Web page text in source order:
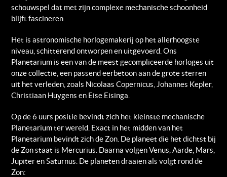
schouwspel dat met zijn complexe mechanische schoonheid
blijft fascineren.
Het is astronomische horlogemakerij op het allerhoogste
niveau, schitterend ontworpen en uitgevoerd. Ons
Planetarium is een van de meest gecompliceerde horloges uit
onze collectie, een passend eerbetoon aan de grote sterren
uit het verleden, zoals Nicolaas Copernicus, Johannes Kepler,
Christiaan Huygens en Eise Eisinga.
Op de 6 uurs positie bevindt zich het kleinste mechanische
Planetarium ter wereld. Exact in het midden van het
Planetarium bevindt zich de Zon. De planeet die het dichtst bij
de Zon staat is Mercurius. Daarna volgen Venus, Aarde, Mars,
Jupiter en Saturnus. De planeten draaien als volgt rond de
Zon: